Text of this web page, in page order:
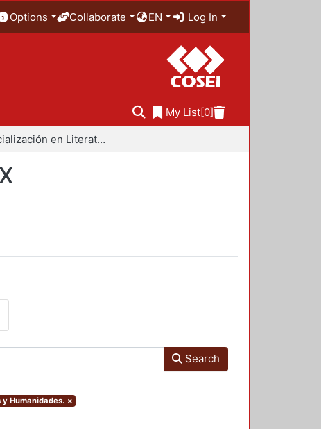
Options Collaborate EN Log In
My List[0]
Especialización en Literatura Mexicana del Siglo XX
Search
Humanidades. ×